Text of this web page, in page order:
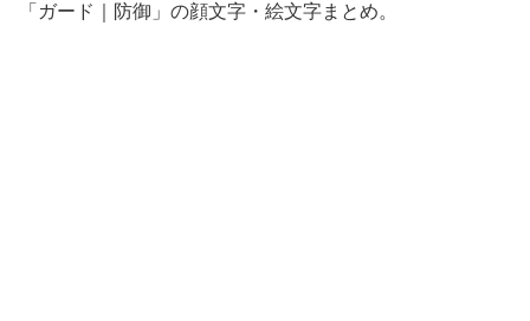
「ガード｜防御」の顔文字・絵文字まとめ。